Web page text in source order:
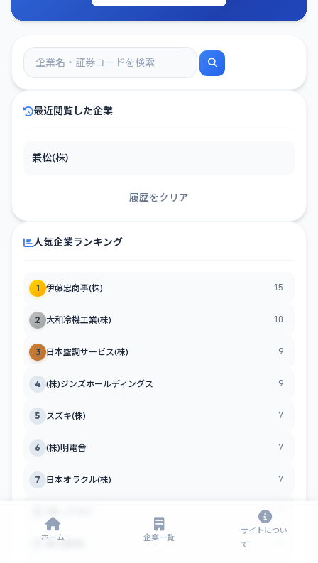
最近閲覧した企業
兼松(株)
履歴をクリア
人気企業ランキング
1 伊藤忠商事(株) 15
2 大和冷機工業(株) 10
3 日本空調サービス(株) 9
4 (株)ジンズホールディングス 9
5 スズキ(株) 7
6 (株)明電舎 7
7 日本オラクル(株) 7
富士通(株)
ホーム 企業一覧
サイトについ
て